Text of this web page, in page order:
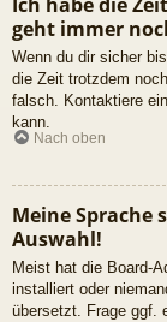
geht immer
Wenn du dir sicher
die Zeit trotzdem
falsch. Kontaktiere
kann.
Nach oben
Meine Sprache
Auswahl!
Meist hat die Board-
installiert oder
übersetzt. Frage ggf.